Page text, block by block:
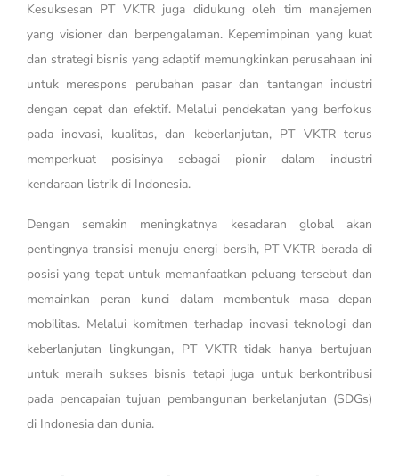
Kesuksesan PT VKTR juga didukung oleh tim manajemen
yang visioner dan berpengalaman. Kepemimpinan yang kuat
dan strategi bisnis yang adaptif memungkinkan perusahaan ini
untuk merespons perubahan pasar dan tantangan industri
dengan cepat dan efektif. Melalui pendekatan yang berfokus
pada inovasi, kualitas, dan keberlanjutan, PT VKTR terus
memperkuat posisinya sebagai pionir dalam industri
kendaraan listrik di Indonesia.
Dengan semakin meningkatnya kesadaran global akan
pentingnya transisi menuju energi bersih, PT VKTR berada di
posisi yang tepat untuk memanfaatkan peluang tersebut dan
memainkan peran kunci dalam membentuk masa depan
mobilitas. Melalui komitmen terhadap inovasi teknologi dan
keberlanjutan lingkungan, PT VKTR tidak hanya bertujuan
untuk meraih sukses bisnis tetapi juga untuk berkontribusi
pada pencapaian tujuan pembangunan berkelanjutan (SDGs)
di Indonesia dan dunia.